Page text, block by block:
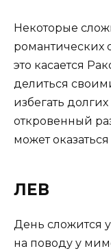
Некоторые
романтических
это касается
делиться
избегать
откровенный
может
ЛЕВ
День сложится
на поводу у